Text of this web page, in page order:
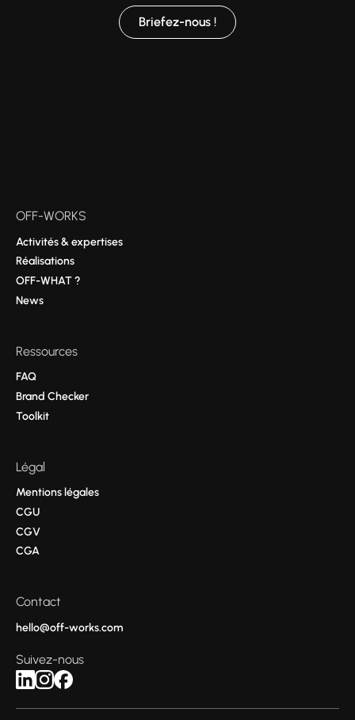
Briefez-nous !
OFF-WORKS
Activités & expertises
Réalisations
OFF-WHAT ?
News
Ressources
FAQ
Brand Checker
Toolkit
Légal
Mentions légales
CGU
CGV
CGA
Contact
hello@off-works.com
Suivez-nous